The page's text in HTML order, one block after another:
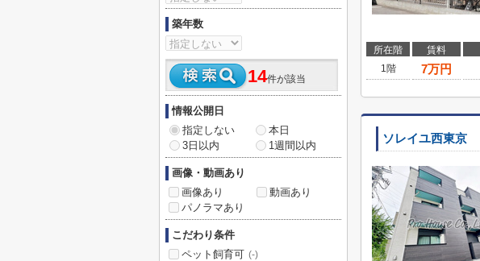
所在階 賃料
1階
7万円
ソレイユ西東京
築年数
14件が該当
情報公開日
指定しない
本日
3日以内
1週間以内
画像・動画あり
画像あり
動画あり
パノラマあり
こだわり条件
ペット飼育可 (-)